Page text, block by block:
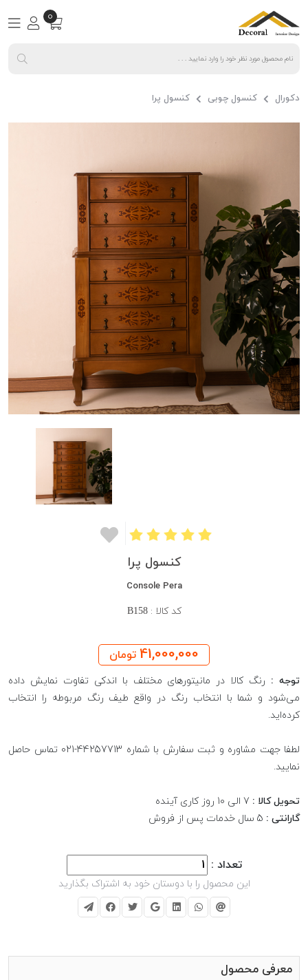
0
دکورال کنسول چوبی کنسول پرا
کنسول پرا
Console Pera
کد کالا :B158
41,000,000 تومان
توجه : رنگ کالا در مانیتورهای مختلف با اندکی تفاوت نمایش داده
می‌شود و شما با انتخاب رنگ در واقع طیف رنگ مربوطه را انتخاب
کرده‌اید.
لطفا جهت مشاوره و ثبت سفارش با شماره 44257713-021 تماس حاصل
نمایید.
تحویل کالا :
گارانتی :
تعداد :
این محصول را با دوستان خود به اشتراک بگذارید
معرفی محصول